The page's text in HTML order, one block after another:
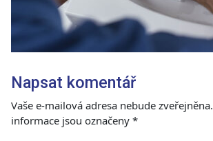
Napsat komentář
Vaše e-mailová adresa nebude zveřejněna.
informace jsou označeny *